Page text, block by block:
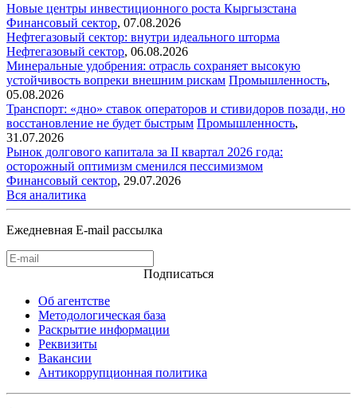
Новые центры инвестиционного роста Кыргызстана
Финансовый сектор, 07.08.2026
Нефтегазовый сектор: внутри идеального шторма
Нефтегазовый сектор, 06.08.2026
Минеральные удобрения: отрасль сохраняет высокую
устойчивость вопреки внешним рискам Промышленность,
05.08.2026
Транспорт: «дно» ставок операторов и стивидоров позади, но
восстановление не будет быстрым Промышленность,
31.07.2026
Рынок долгового капитала за II квартал 2026 года:
осторожный оптимизм сменился пессимизмом
Финансовый сектор, 29.07.2026
Вся аналитика
Ежедневная E-mail рассылка
Подписаться
Об агентстве
Методологическая база
Раскрытие информации
Реквизиты
Вакансии
Антикоррупционная политика